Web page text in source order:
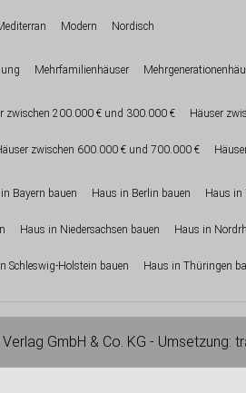
Modern Nordisch
Mehrfamilienhäuser
zwischen 200.000 € und 300.000 € Häuser
zwischen 600.000 € und 700.000 €
Bayern bauen Haus in Berlin bauen Haus in
Haus in Niedersachsen bauen Haus in
Schleswig-Holstein bauen Haus in Thüringen
GmbH & Co. KG - Umsetzung: